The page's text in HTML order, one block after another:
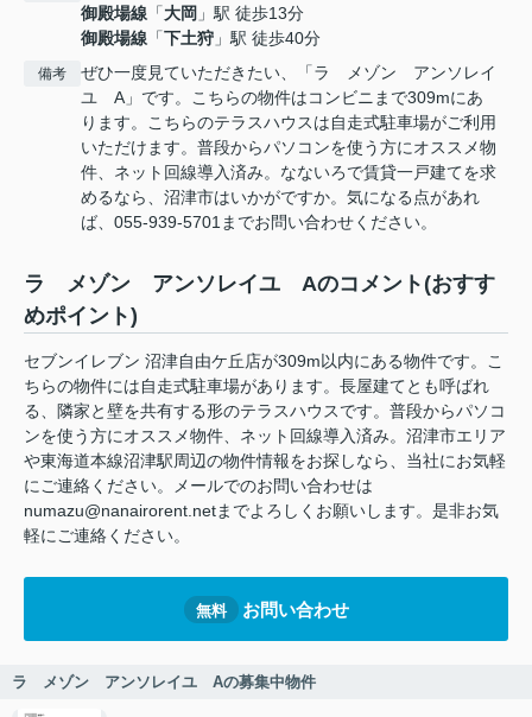
御殿場線 「大岡 」駅 徒歩13分
御殿場線 「下土狩 」駅 徒歩40分
備考
ぜひ一度見ていただきたい、「ラ メゾン アンソレイ
ユ A」です。こちらの物件はコンビニまで309mにあ
ります。こちらのテラスハウスは自走式駐車場がご利用
いただけます。普段からパソコンを使う方にオススメ物
件、ネット回線導入済み。なないろで賃貸一戸建てを求
めるなら、沼津市はいかがですか。気になる点があれ
ば、055-939-5701までお問い合わせください。
ラ メゾン アンソレイユ Aのコメント(おすす
めポイント)
セブンイレブン 沼津自由ケ丘店が309m以内にある物件です。こ
ちらの物件には自走式駐車場があります。長屋建てとも呼ばれ
る、隣家と壁を共有する形のテラスハウスです。普段からパソコ
ンを使う方にオススメ物件、ネット回線導入済み。沼津市エリア
や東海道本線沼津駅周辺の物件情報をお探しなら、当社にお気軽
にご連絡ください。メールでのお問い合わせは
numazu@nanairorent.netまでよろしくお願いします。是非お気
軽にご連絡ください。
無料 お問い合わせ
ラ メゾン アンソレイユ Aの募集中物件